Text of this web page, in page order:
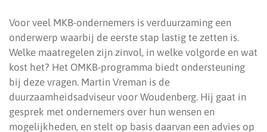
Voor veel MKB-ondernemers is verduurzaming een
onderwerp waarbij de eerste stap lastig te zetten is.
Welke maatregelen zijn zinvol, in welke volgorde en wat
kost het? Het OMKB-programma biedt ondersteuning
bij deze vragen. Martin Vreman is de
duurzaamheidsadviseur voor Woudenberg. Hij gaat in
gesprek met ondernemers over hun wensen en
mogelijkheden, en stelt op basis daarvan een advies op